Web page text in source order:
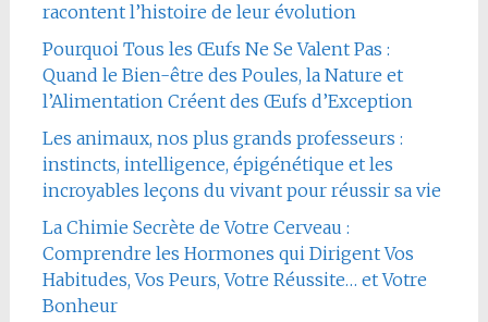
racontent l’histoire de leur évolution
Pourquoi Tous les Œufs Ne Se Valent Pas :
Quand le Bien-être des Poules, la Nature et
l’Alimentation Créent des Œufs d’Exception
Les animaux, nos plus grands professeurs :
instincts, intelligence, épigénétique et les
incroyables leçons du vivant pour réussir sa vie
La Chimie Secrète de Votre Cerveau :
Comprendre les Hormones qui Dirigent Vos
Habitudes, Vos Peurs, Votre Réussite… et Votre
Bonheur